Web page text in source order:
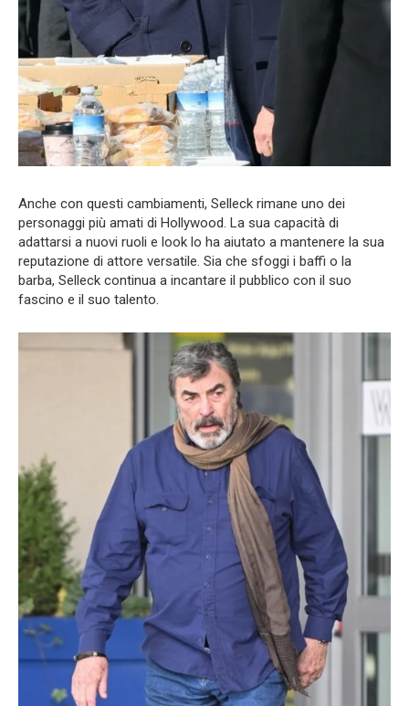
Anche con questi cambiamenti, Selleck rimane uno dei
personaggi più amati di Hollywood. La sua capacità di
adattarsi a nuovi ruoli e look lo ha aiutato a mantenere la sua
reputazione di attore versatile. Sia che sfoggi i baffi o la
barba, Selleck continua a incantare il pubblico con il suo
fascino e il suo talento.